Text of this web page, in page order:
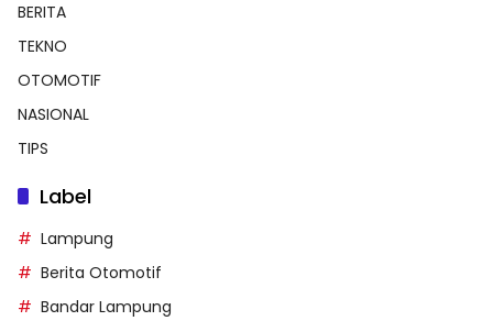
BERITA
TEKNO
OTOMOTIF
NASIONAL
TIPS
Label
Lampung
Berita Otomotif
Bandar Lampung